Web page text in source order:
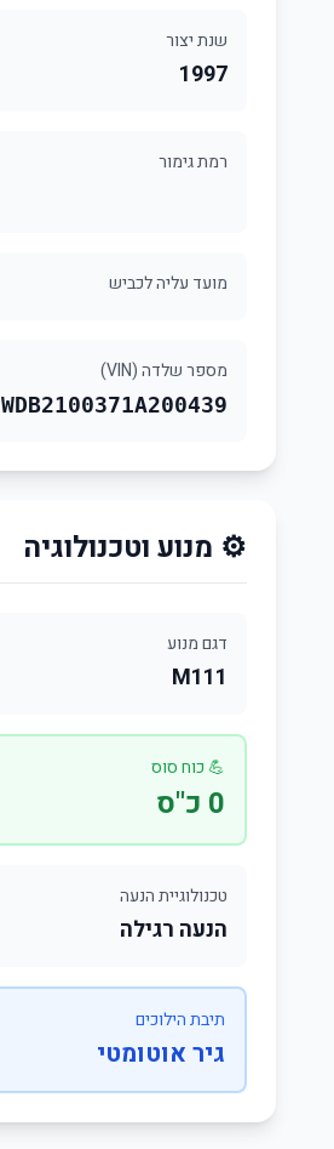
שנת יצור
1997
רמת גימור
מועד עליה לכביש
מספר שלדה (VIN)
WDB2100371A200439
⚙️ מנוע וטכנולוגיה
דגם מנוע
M111
💪 כוח סוס
0 כ"ס
טכנולוגיית הנעה
הנעה רגילה
תיבת הילוכים
גיר אוטומטי